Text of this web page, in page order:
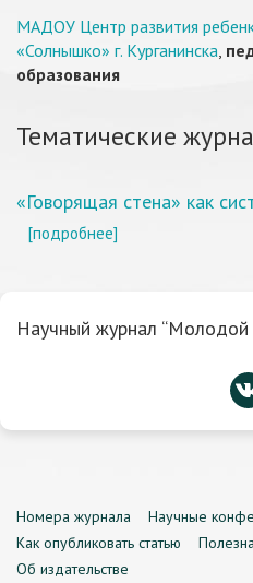
МАДОУ Центр развития
«Солнышко» г. Курганинска,
образования
Тематические
«Говорящая стена» как
[подробнее]
Научный журнал “Молодой
Номера журнала Научные
Как опубликовать статью
Об издательстве